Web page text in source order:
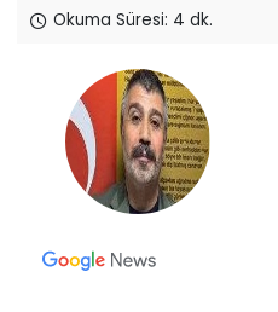
Okuma Süresi: 4 dk.